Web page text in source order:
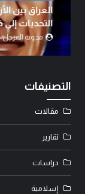
ضياء ابو
الوطنجية…
مدونة
التصنيفات
مقالات
تقارير
دراسات
إسلامية